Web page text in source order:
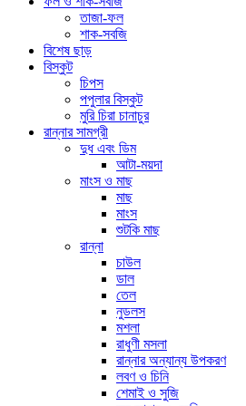
তাজা-ফল
শাক-সবজি
বিশেষ ছাড়
বিস্কুট
চিপস
পপুলার বিস্কুট
মুরি চিরা চানাচুর
রান্নার সামগ্রী
দুধ এবং ডিম
আটা-ময়দা
মাংস ও মাছ
মাছ
মাংস
শুটকি মাছ
রান্না
চাউল
ডাল
তেল
নুডলস
মশলা
রাধুণী মসলা
রান্নার অন্যান্য উপকরণ
লবণ ও চিনি
শেমাই ও সুজি